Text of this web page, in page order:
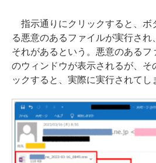
指示通りにクリックすると、ボ
る悪意のあるファイルが実行され
それがあるという。悪意のあるフ
のウィンドウが表示されるが、そ
ックすると、実際に実行されてし